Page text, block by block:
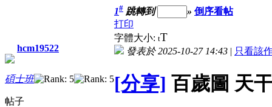
hcm19522
碩士班
帖子
1# 跳轉到 » 倒序看帖
打印
字體大小: tT
發表於 2025-10-27 14:43 | 只看該
[分享] 百歲圖 天